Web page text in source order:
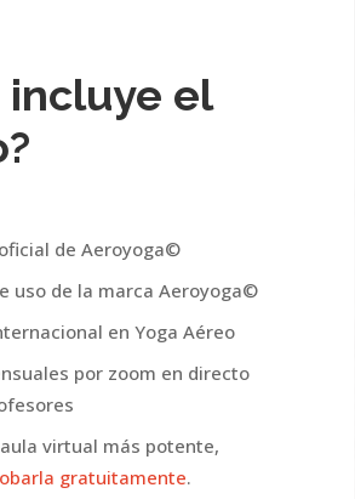
incluye el
de Aeroyoga©
uso de la marca Aeroyoga©
en Yoga Aéreo
por zoom en directo
virtual más potente,
gratuitamente.